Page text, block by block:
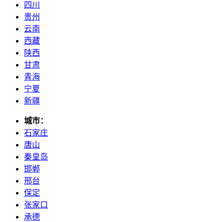
四川
贵州
云南
西藏
陕西
甘肃
青海
宁夏
新疆
城市：
石家庄
唐山
秦皇岛
邯郸
邢台
保定
张家口
承德